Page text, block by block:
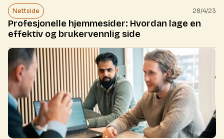
Nettside 28/4/23
Profesjonelle hjemmesider: Hvordan lage en
effektiv og brukervennlig side